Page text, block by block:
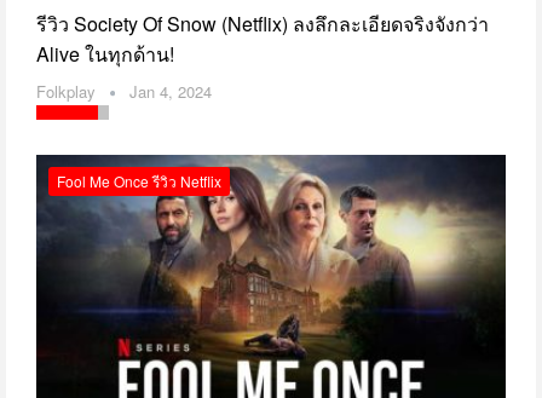
รีวิว Society Of Snow (Netflix) ลงลึกละเอียดจริงจังกว่า
Alive ในทุกด้าน!
Folkplay Jan 4, 2024
Fool Me Once รีวิว Netflix